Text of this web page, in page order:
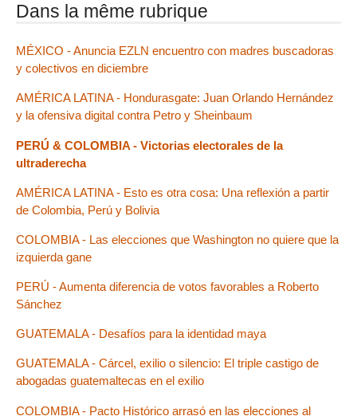
Dans la même rubrique
MÉXICO - Anuncia EZLN encuentro con madres buscadoras
y colectivos en diciembre
AMÉRICA LATINA - Hondurasgate: Juan Orlando Hernández
y la ofensiva digital contra Petro y Sheinbaum
PERÚ & COLOMBIA - Victorias electorales de la
ultraderecha
AMÉRICA LATINA - Esto es otra cosa: Una reflexión a partir
de Colombia, Perú y Bolivia
COLOMBIA - Las elecciones que Washington no quiere que la
izquierda gane
PERÚ - Aumenta diferencia de votos favorables a Roberto
Sánchez
GUATEMALA - Desafíos para la identidad maya
GUATEMALA - Cárcel, exilio o silencio: El triple castigo de
abogadas guatemaltecas en el exilio
COLOMBIA - Pacto Histórico arrasó en las elecciones al